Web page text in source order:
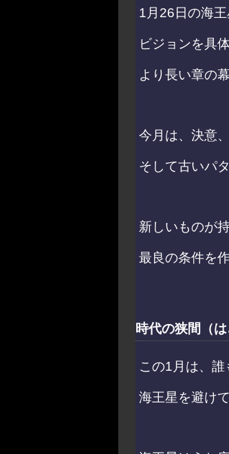
1月26日の海
ビジョンを具
より長い章の
今月は、決意
そして古いパ
新しいものが
最良の条件を
時代の狭間（
この1月は、誰
海王星を避け